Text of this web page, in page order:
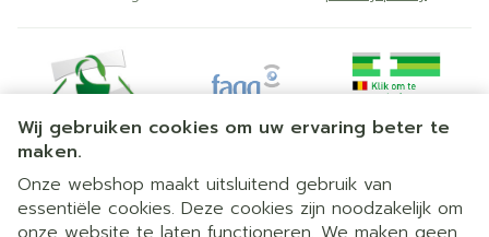
Wij gebruiken cookies om uw ervaring beter te
maken.
Onze webshop maakt uitsluitend gebruik van
essentiële cookies. Deze cookies zijn noodzakelijk om
Juridische links